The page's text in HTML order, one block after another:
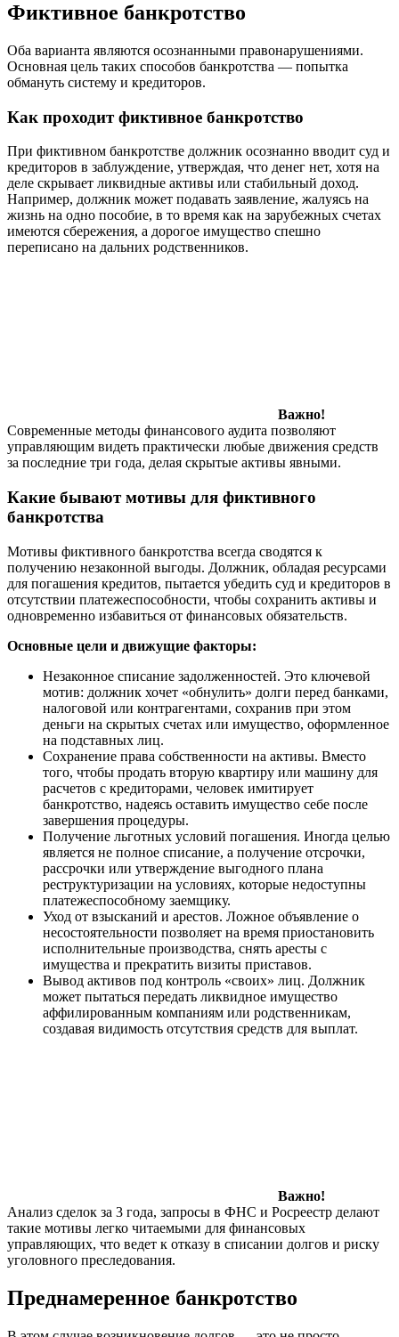
Фиктивное банкротство
Оба варианта являются осознанными правонарушениями.
Основная цель таких способов банкротства — попытка
обмануть систему и кредиторов.
Как проходит фиктивное банкротство
При фиктивном банкротстве должник осознанно вводит суд и
кредиторов в заблуждение, утверждая, что денег нет, хотя на
деле скрывает ликвидные активы или стабильный доход.
Например, должник может подавать заявление, жалуясь на
жизнь на одно пособие, в то время как на зарубежных счетах
имеются сбережения, а дорогое имущество спешно
переписано на дальних родственников.
Важно!
Современные методы финансового аудита позволяют
управляющим видеть практически любые движения средств
за последние три года, делая скрытые активы явными.
Какие бывают мотивы для фиктивного
банкротства
Мотивы фиктивного банкротства всегда сводятся к
получению незаконной выгоды. Должник, обладая ресурсами
для погашения кредитов, пытается убедить суд и кредиторов в
отсутствии платежеспособности, чтобы сохранить активы и
одновременно избавиться от финансовых обязательств.
Основные цели и движущие факторы:
Незаконное списание задолженностей. Это ключевой
мотив: должник хочет «обнулить» долги перед банками,
налоговой или контрагентами, сохранив при этом
деньги на скрытых счетах или имущество, оформленное
на подставных лиц.
Сохранение права собственности на активы. Вместо
того, чтобы продать вторую квартиру или машину для
расчетов с кредиторами, человек имитирует
банкротство, надеясь оставить имущество себе после
завершения процедуры.
Получение льготных условий погашения. Иногда целью
является не полное списание, а получение отсрочки,
рассрочки или утверждение выгодного плана
реструктуризации на условиях, которые недоступны
платежеспособному заемщику.
Уход от взысканий и арестов. Ложное объявление о
несостоятельности позволяет на время приостановить
исполнительные производства, снять аресты с
имущества и прекратить визиты приставов.
Вывод активов под контроль «своих» лиц. Должник
может пытаться передать ликвидное имущество
аффилированным компаниям или родственникам,
создавая видимость отсутствия средств для выплат.
Важно!
Анализ сделок за 3 года, запросы в ФНС и Росреестр делают
такие мотивы легко читаемыми для финансовых
управляющих, что ведет к отказу в списании долгов и риску
уголовного преследования.
Преднамеренное банкротство